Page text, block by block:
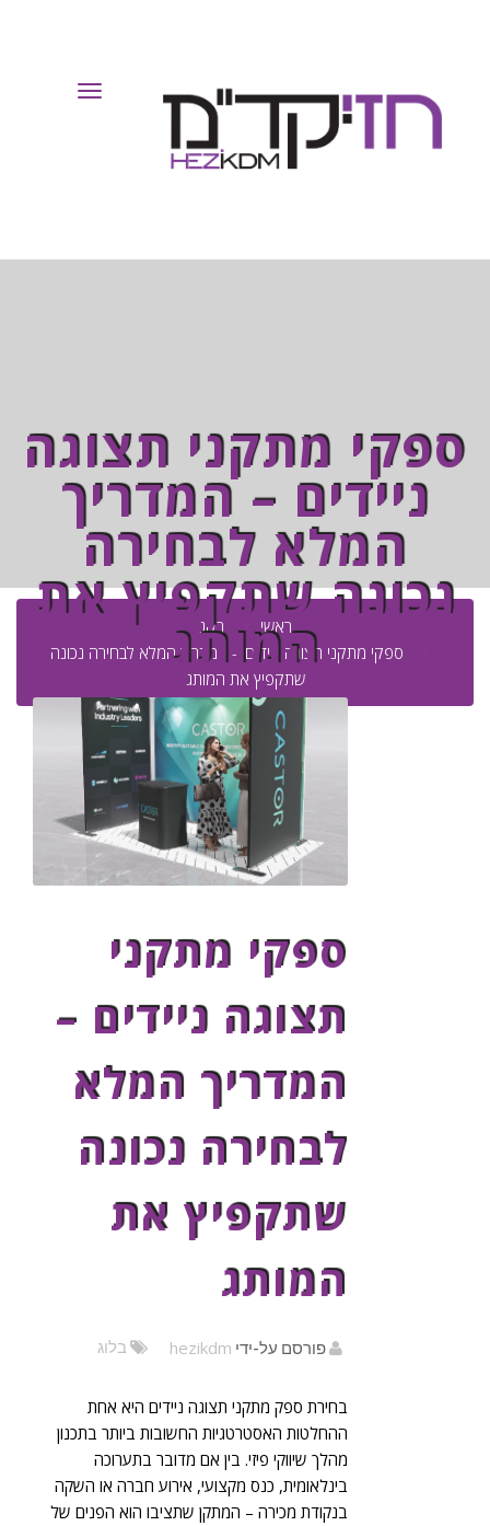
Toggle
ספקי מתקני תצוגה
ניידים – המדריך
המלא לבחירה
נכונה שתקפיץ את
המותג
ראשי
בלוג
ספקי מתקני תצוגה ניידים – המדריך המלא לבחירה נכונה
שתקפיץ את המותג
ספקי מתקני
תצוגה ניידים –
המדריך המלא
לבחירה נכונה
שתקפיץ את
המותג
פורסם על-ידי hezikdm בלוג
בחירת ספק מתקני תצוגה ניידים היא אחת
ההחלטות האסטרטגיות החשובות ביותר בתכנון
מהלך שיווקי פיזי. בין אם מדובר בתערוכה
בינלאומית, כנס מקצועי, אירוע חברה או השקה
בנקודת מכירה – המתקן שתציבו הוא הפנים של